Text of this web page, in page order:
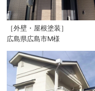
［外壁・屋根塗装］
広島県広島市M様